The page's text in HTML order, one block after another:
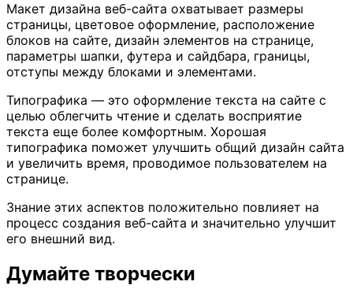
Макет дизайна веб-сайта охватывает размеры
страницы, цветовое оформление, расположение
блоков на сайте, дизайн элементов на странице,
параметры шапки, футера и сайдбара, границы,
отступы между блоками и элементами.
Типографика — это оформление текста на сайте с
целью облегчить чтение и сделать восприятие
текста еще более комфортным. Хорошая
типографика поможет улучшить общий дизайн сайта
и увеличить время, проводимое пользователем на
странице.
Знание этих аспектов положительно повлияет на
процесс создания веб-сайта и значительно улучшит
его внешний вид.
Думайте творчески